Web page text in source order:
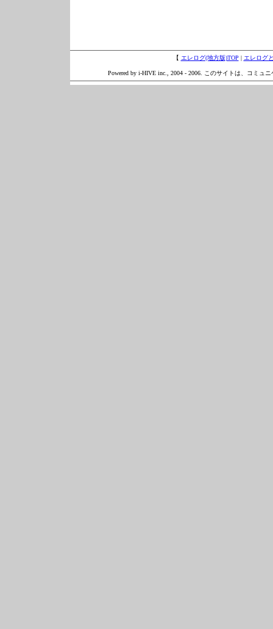
【 エレログ(地方版)TOP | エレログ
Powered by i-HIVE inc., 2004 - 2006. このサイトは、コミュ